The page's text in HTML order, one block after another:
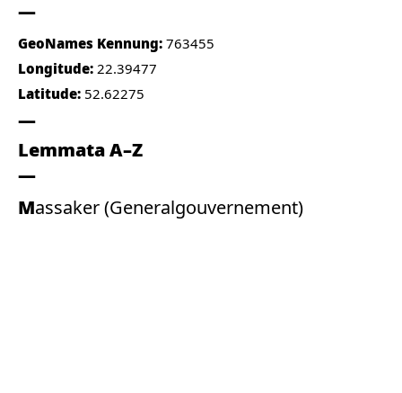
GeoNames Kennung: 763455
Longitude: 22.39477
Latitude: 52.62275
Lemmata A–Z
Massaker (Generalgouvernement)